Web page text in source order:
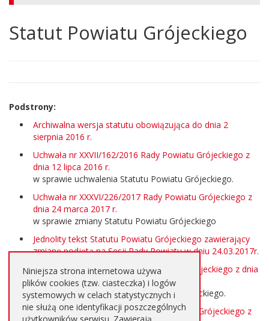
Główna
treść
Statut Powiatu Grójeckiego
Podstrony:
Archiwalna wersja statutu obowiązująca do dnia 2
sierpnia 2016 r.
Uchwała nr XXVII/162/2016 Rady Powiatu Grójeckiego z
dnia 12 lipca 2016 r.
w sprawie uchwalenia Statutu Powiatu Grójeckiego.
Uchwała nr XXXVI/226/2017 Rady Powiatu Grójeckiego z
dnia 24 marca 2017 r.
w sprawie zmiany Statutu Powiatu Grójeckiego
Jednolity tekst Statutu Powiatu Grójeckiego zawierający
zmianę podjętą na Sesji Rady Powiatu w dniu 24.03.2017r.
Uchwała Nr VIII/60/2019 Rady Powiatu Grójeckiego z dnia
15 maja 2019 r.
w sprawie zmian w Statucie Powiatu Grójeckiego.
Uchwała Nr XLVII/298/2022 Rady Powiatu Grójeckiego z
Niniejsza strona internetowa używa
plików cookies (tzw. ciasteczka) i logów
systemowych w celach statystycznych i
nie służą one identyfikacji poszczególnych